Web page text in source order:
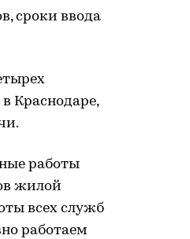
сроки ввода
Краснодаре,
работы
жилой
всех служб
работаем